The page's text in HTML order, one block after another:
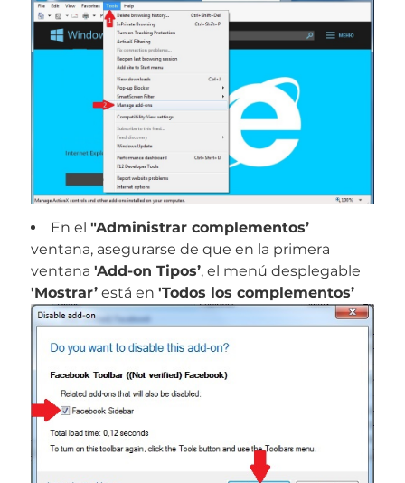
En el "Administrar complementos’
ventana, asegurarse de que en la primera
ventana 'Add-on Tipos’, el menú desplegable
'Mostrar’está en 'Todos los complementos’